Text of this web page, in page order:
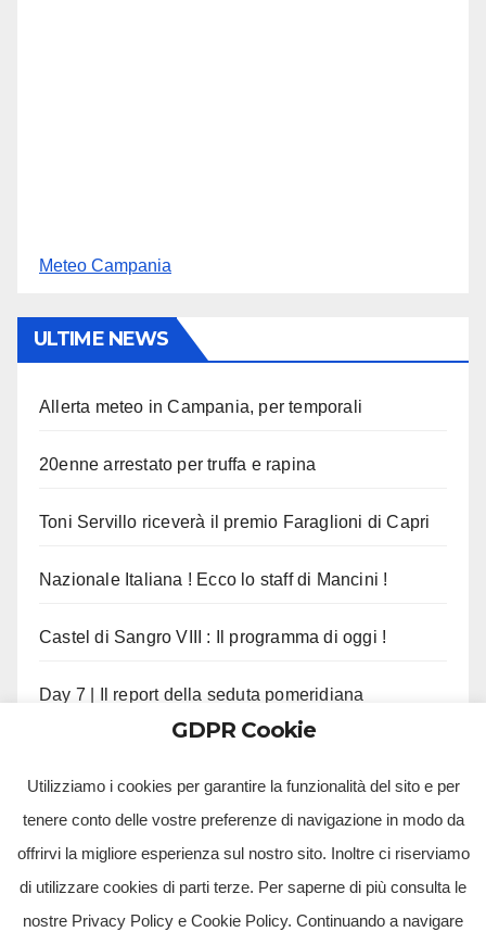
Meteo Campania
ULTIME NEWS
Allerta meteo in Campania, per temporali
20enne arrestato per truffa e rapina
Toni Servillo riceverà il premio Faraglioni di Capri
Nazionale Italiana ! Ecco lo staff di Mancini !
Castel di Sangro VIII : Il programma di oggi !
Day 7 | Il report della seduta pomeridiana
GDPR Cookie
Utilizziamo i cookies per garantire la funzionalità del sito e per
tenere conto delle vostre preferenze di navigazione in modo da
offrirvi la migliore esperienza sul nostro sito. Inoltre ci riserviamo
di utilizzare cookies di parti terze. Per saperne di più consulta le
nostre Privacy Policy e Cookie Policy. Continuando a navigare